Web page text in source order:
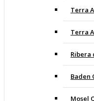
Terra
Terra
Ribera
Baden
Mosel